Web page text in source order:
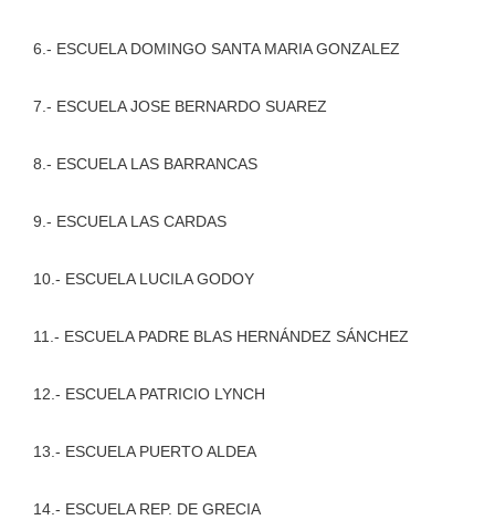
6.- ESCUELA DOMINGO SANTA MARIA GONZALEZ
7.- ESCUELA JOSE BERNARDO SUAREZ
8.- ESCUELA LAS BARRANCAS
9.- ESCUELA LAS CARDAS
10.- ESCUELA LUCILA GODOY
11.- ESCUELA PADRE BLAS HERNÁNDEZ SÁNCHEZ
12.- ESCUELA PATRICIO LYNCH
13.- ESCUELA PUERTO ALDEA
14.- ESCUELA REP. DE GRECIA